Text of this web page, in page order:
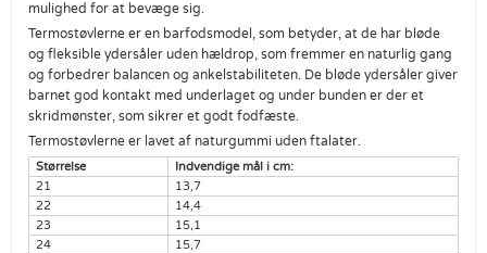
mulighed for at bevæge sig.
Termostøvlerne er en barfodsmodel, som betyder, at de har bløde
og fleksible ydersåler uden hældrop, som fremmer en naturlig gang
og forbedrer balancen og ankelstabiliteten. De bløde ydersåler giver
barnet god kontakt med underlaget og under bunden er der et
skridmønster, som sikrer et godt fodfæste.
Termostøvlerne er lavet af naturgummi uden ftalater.
Størrelse
Indvendige mål i cm:
21
13,7
22
14,4
23
15,1
24
15,7